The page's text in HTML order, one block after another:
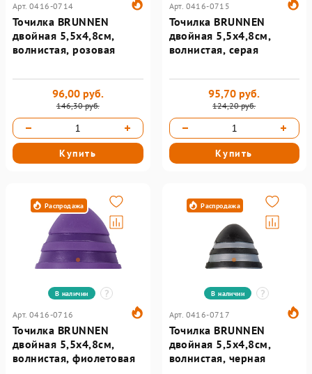
Арт. 0416-0714
Точилка BRUNNEN
двойная 5,5х4,8см,
волнистая, розовая
146,30 руб.
96,00 руб.
Купить
Арт. 0416-0715
Точилка BRUNNEN
двойная 5,5х4,8см,
волнистая, серая
124,20 руб.
95,70 руб.
Купить
Распродажа
В наличии
Арт. 0416-0716
Точилка BRUNNEN
двойная 5,5х4,8см,
волнистая, фиолетовая
Распродажа
В наличии
Арт. 0416-0717
Точилка BRUNNEN
двойная 5,5х4,8см,
волнистая, черная